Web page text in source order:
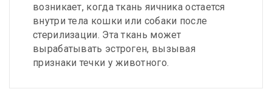
возникает, когда ткань яичника остается
внутри тела кошки или собаки после
стерилизации. Эта ткань может
вырабатывать эстроген, вызывая
признаки течки у животного.